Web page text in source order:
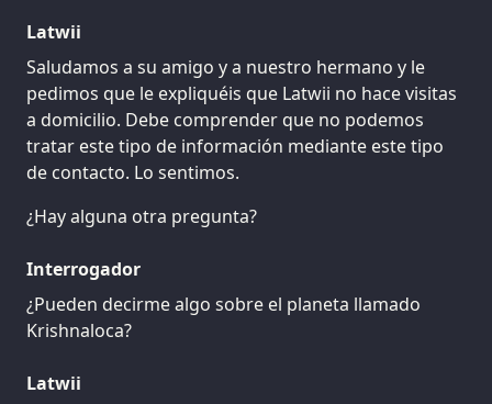
Latwii
Saludamos a su amigo y a nuestro hermano y le
pedimos que le expliquéis que Latwii no hace visitas
a domicilio. Debe comprender que no podemos
tratar este tipo de información mediante este tipo
de contacto. Lo sentimos.
¿Hay alguna otra pregunta?
Interrogador
¿Pueden decirme algo sobre el planeta llamado
Krishnaloca?
Latwii